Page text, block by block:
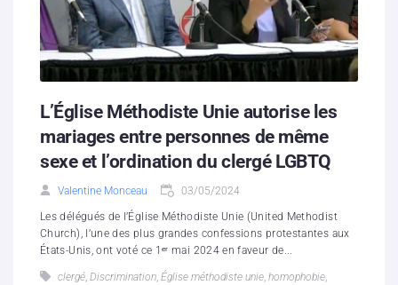
L’Église Méthodiste Unie autorise les
mariages entre personnes de même
sexe et l’ordination du clergé LGBTQ
Valentine Monceau 03/05/2024
Les délégués de l’Église Méthodiste Unie (United Methodist
Church), l’une des plus grandes confessions protestantes aux
États-Unis, ont voté ce 1ᵉʳ mai 2024 en faveur de...
clergé, Discrimination, Église méthodiste unie, homophobie,